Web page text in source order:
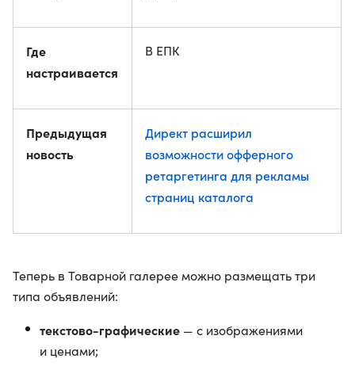
Где
настраивается
В ЕПК
Предыдущая
новость
Директ расширил
возможности офферного
ретаргетинга для рекламы
страниц каталога
Теперь в Товарной галерее можно размещать три
типа объявлений:
текстово-графические — с изображениями
и ценами;